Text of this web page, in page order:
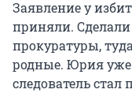
Заявление у
приняли.
прокуратуры,
родные. Юрия уже
следователь стал